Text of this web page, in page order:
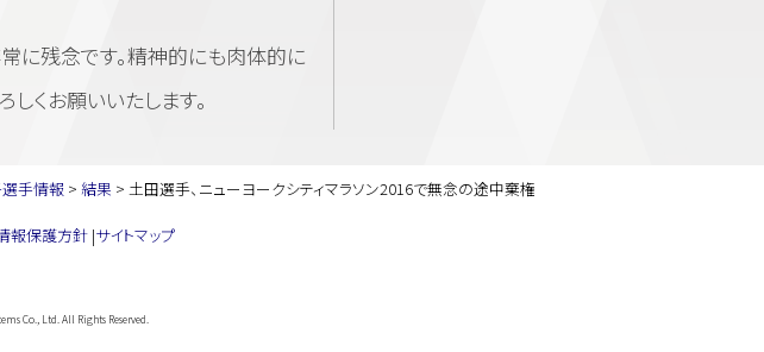
に残念です。精神的にも肉体的に
くお願いいたします。
手情報 > 結果 > 土田選手、ニューヨークシティマラソン2016で無念の途中棄権
報保護方針|サイトマップ
Co., Ltd. All Rights Reserved.